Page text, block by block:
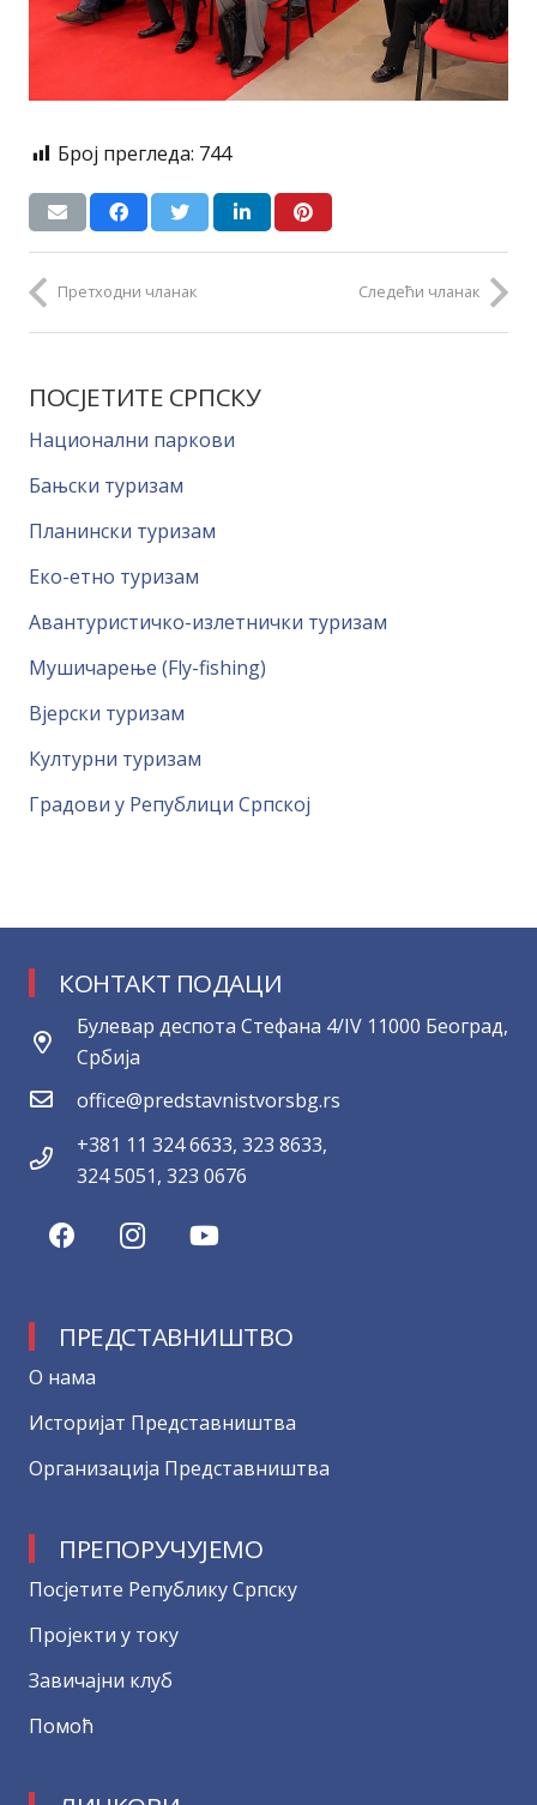
Број прегледа: 744
Претходни чланак Следећи чланак
ПОСЈЕТИТЕ СРПСКУ
Национални паркови
Бањски туризам
Планински туризам
Еко-етно туризам
Авантуристичко-излетнички туризам
Мушичарење (Fly-fishing)
Вјерски туризам
Културни туризам
Градови у Републици Српској
КОНТАКТ ПОДАЦИ
Булевар деспота Стефана 4/IV 11000 Београд,
Србија
office@predstavnistvorsbg.rs
+381 11 324 6633, 323 8633,
324 5051, 323 0676
ПРЕДСТАВНИШТВО
О нама
Историјат Представништва
Организација Представништва
ПРЕПОРУЧУЈЕМО
Посјетите Републику Српску
Пројекти у току
Завичајни клуб
Помоћ